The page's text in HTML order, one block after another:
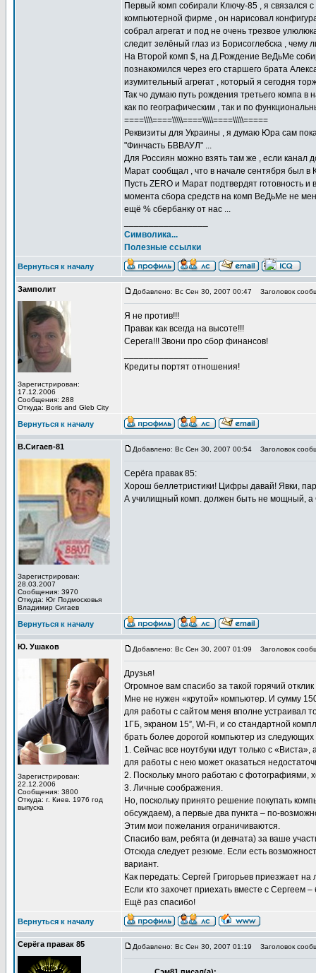
Первый комп собирали Ключу-85 , я связался
компьютерной фирме , он нарисовал
собрал агрегат и под не очень трезвое
следит зелёный глаз из Борисоглебска , чему
На Второй комп $, на Д.Рождение ВеДьМе
познакомился через его старшего брата
изумительный агрегат , который я сегодня
Так чо думаю путь рождения третьего компа
как по географическим , так и по
====\\\\====\\\\\====\\\\\====\\\\\=====
Реквизиты для Украины , я думаю Юра сам
"Финчасть БВВАУЛ" ...
Для Россиян можно взять там же , если канал
Марат сообщал , что в начале сентября был в
Пусть ZERO и Марат подтвердят готовность
момента сбора средств на комп ВеДьМе не
ещё % сбербанку от нас ...
Символика...
Полезные ссылки
Вернуться к началу
Замполит
Зарегистрирован:
17.12.2006
Сообщения: 288
Откуда: Boris and Gleb City
Добавлено: Вс Сен 30, 2007 00:47 Заголовок
Я не против!!!
Правак как всегда на высоте!!!
Серега!!! Звони про сбор финансов!
Кредиты портят отношения!
Вернуться к началу
В.Сигаев-81
Зарегистрирован:
28.03.2007
Сообщения: 3970
Откуда: Юг Подмосковья
Владимир Сигаев
Добавлено: Вс Сен 30, 2007 00:54 Заголовок
Серёга правак 85:
Хорош беллетристики! Цифры давай! Явки,
А училищный комп. должен быть не
Вернуться к началу
Ю. Ушаков
Зарегистрирован:
22.12.2006
Сообщения: 3800
Откуда: г. Киев. 1976 год
выпуска
Добавлено: Вс Сен 30, 2007 01:09 Заголовок
Друзья!
Огромное вам спасибо за такой горячий
Мне не нужен «крутой» компьютер. И сумму
для работы с сайтом меня вполне устраивал
1ГБ, экраном 15”, Wi-Fi, и со стандартной
брать более дорогой компьютер из
1. Сейчас все ноутбуки идут только с
для работы с нею может оказаться
2. Поскольку много работаю с фотографиями,
3. Личные соображения.
Но, поскольку принято решение покупать
обсуждаем), а первые два пункта – по-
Этим мои пожелания ограничиваются.
Спасибо вам, ребята (и девчата) за ваше
Отсюда следует резюме. Если есть
вариант.
Как передать: Сергей Григорьев приезжает
Если кто захочет приехать вместе с Сергеем –
Ещё раз спасибо!
Вернуться к началу
Серёга правак 85 Добавлено: Вс Сен 30, 2007 01:19 Заголовок